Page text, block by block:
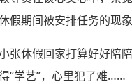
假期间被安排任务的现象
张休假回家打算好好陪
“学艺”，心里犯了难……